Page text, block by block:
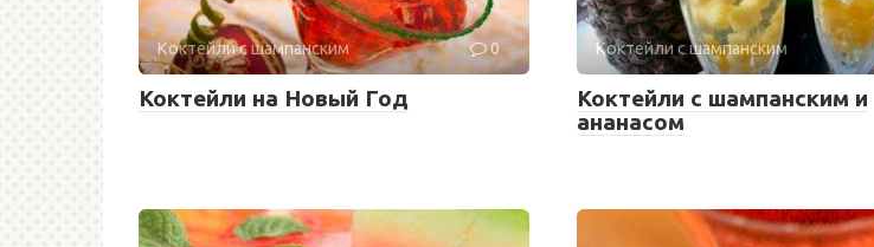
Коктейли с шампанским 0
Коктейли на Новый Год
Коктейли с шампанским
Коктейли с шампанским и
ананасом